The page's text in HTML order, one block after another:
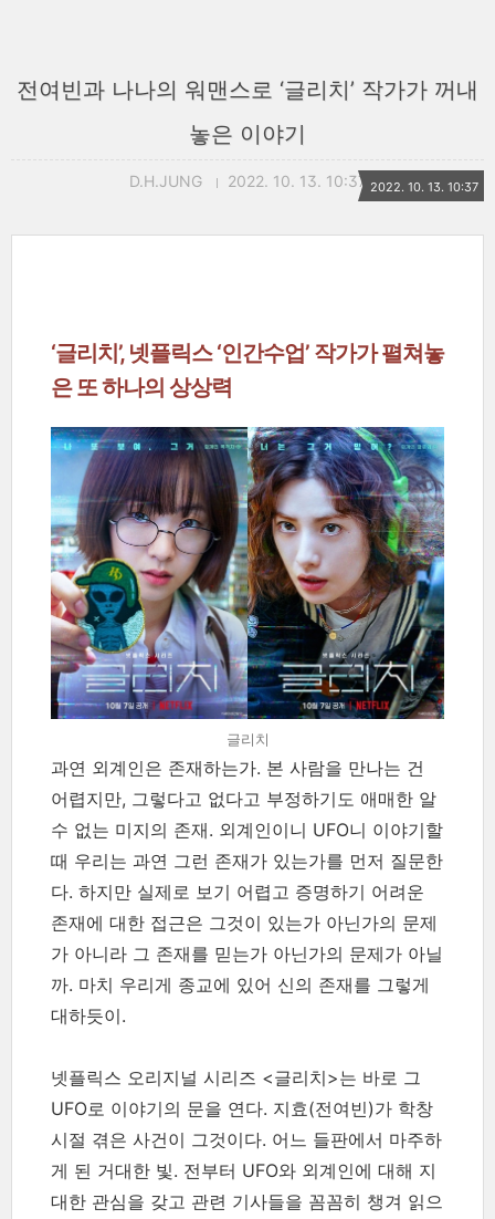
전여빈과 나나의 워맨스로 ‘글리치’ 작가가 꺼내
놓은 이야기
D.H.JUNG 2022. 10. 13. 10:37 2022. 10. 13. 10:37
‘글리치’, 넷플릭스 ‘인간수업’ 작가가 펼쳐놓
은 또 하나의 상상력
글리치
과연 외계인은 존재하는가. 본 사람을 만나는 건
어렵지만, 그렇다고 없다고 부정하기도 애매한 알
수 없는 미지의 존재. 외계인이니 UFO니 이야기할
때 우리는 과연 그런 존재가 있는가를 먼저 질문한
다. 하지만 실제로 보기 어렵고 증명하기 어려운
존재에 대한 접근은 그것이 있는가 아닌가의 문제
가 아니라 그 존재를 믿는가 아닌가의 문제가 아닐
까. 마치 우리게 종교에 있어 신의 존재를 그렇게
대하듯이.
넷플릭스 오리지널 시리즈 <글리치>는 바로 그
UFO로 이야기의 문을 연다. 지효(전여빈)가 학창
시절 겪은 사건이 그것이다. 어느 들판에서 마주하
게 된 거대한 빛. 전부터 UFO와 외계인에 대해 지
대한 관심을 갖고 관련 기사들을 꼼꼼히 챙겨 읽으